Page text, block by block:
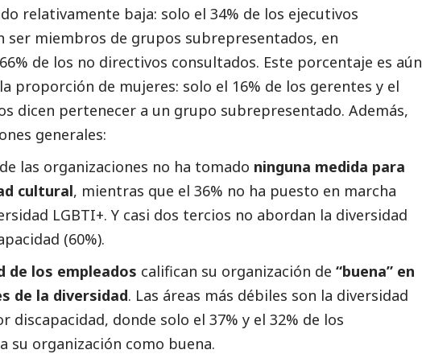
relativamente baja: solo el 34% de los ejecutivos
ser miembros de grupos subrepresentados, en
de los no directivos consultados. Este porcentaje es aún
proporción de mujeres: solo el 16% de los gerentes y el
dicen pertenecer a un grupo subrepresentado. Además,
generales:
de las organizaciones no ha tomado ninguna medida para
cultural, mientras que el 36% no ha puesto en marcha
LGBTI+. Y casi dos tercios no abordan la diversidad
(60%).
de los empleados califican su organización de “buena” en
de la diversidad. Las áreas más débiles son la diversidad
discapacidad, donde solo el 37% y el 32% de los
su organización como buena.